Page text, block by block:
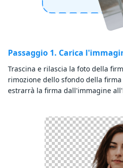
Passaggio 1. Carica
Trascina e rilascia la foto della
rimozione dello sfondo della
estrarrà la firma dall'immagine